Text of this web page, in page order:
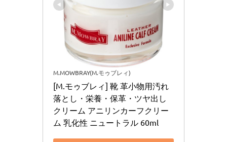
M.MOWBRAY(M.モゥブレィ)
[M.モゥブレィ] 靴 革小物用汚れ
落とし・栄養・保革・ツヤ出し
クリーム アニリンカーフクリー
ム 乳化性 ニュートラル 60ml